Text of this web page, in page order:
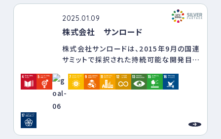
そして、リスクが現実となったときの経済的
負担を小さくするための商品・サービスを
通じて、お客さまが安心して生活や事業活
動を行うことのできる環境づくりをサポー
トする。これが私たちの価値創造ストーリ
ーです。
2025.01.09
株式会社 サンロード
株式会社サンロードは、2015年9月の国連
サミットで採択された持続可能な開発目標
に向け、積極的に取り組んでいきます。